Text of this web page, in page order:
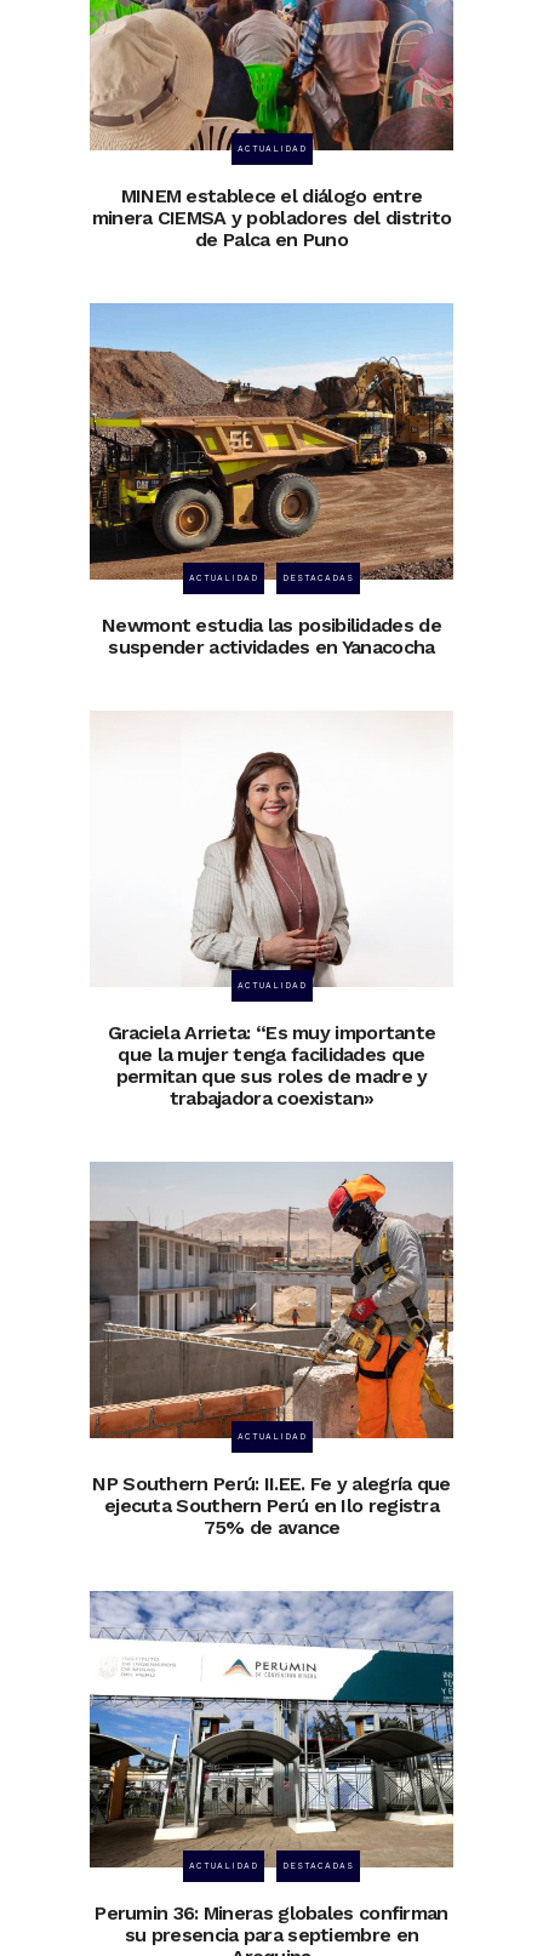
ACTUALIDAD
MINEM establece el diálogo entre
minera CIEMSA y pobladores del distrito
de Palca en Puno
ACTUALIDAD DESTACADAS
Newmont estudia las posibilidades de
suspender actividades en Yanacocha
ACTUALIDAD
Graciela Arrieta: “Es muy importante
que la mujer tenga facilidades que
permitan que sus roles de madre y
trabajadora coexistan»
ACTUALIDAD
NP Southern Perú: II.EE. Fe y alegría que
ejecuta Southern Perú en Ilo registra
75% de avance
ACTUALIDAD DESTACADAS
Perumin 36: Mineras globales confirman
su presencia para septiembre en